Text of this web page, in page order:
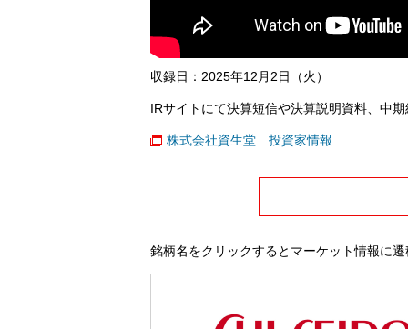
収録日：2025年12月2日（火）
IRサイトにて決算短信や決算説明資料、中
株式会社資生堂 投資家情報
銘柄名をクリックするとマーケット情報に